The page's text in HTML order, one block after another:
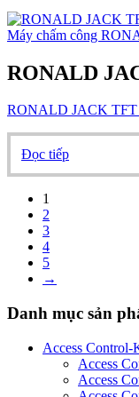
Máy chấm công
RONALD
RONALD JACK TFT
Đọc tiếp
1
2
3
4
5
→
Danh mục sản
Access Control-
Access
Access